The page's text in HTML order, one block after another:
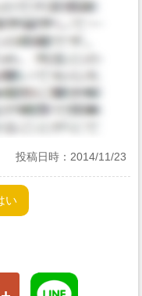
投稿日時： 2014/11/23